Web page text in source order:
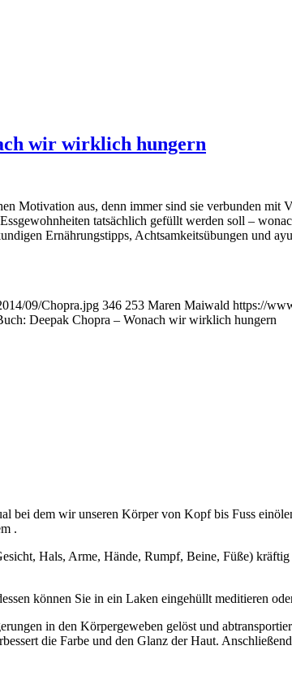
wir wirklich hungern
Motivation aus, denn immer sind sie verbunden
tatsächlich gefüllt werden soll –
Ernährungstipps, Achtsamkeitsübungen und
09/Chopra.jpg 346 253 Maren Maiwald https://
Deepak Chopra – Wonach wir wirklich hungern
bei dem wir unseren Körper von Kopf bis Fuss
.
Hals, Arme, Hände, Rumpf, Beine, Füße)
können Sie in ein Laken eingehüllt meditieren
in den Körpergeweben gelöst und
die Farbe und den Glanz der Haut.